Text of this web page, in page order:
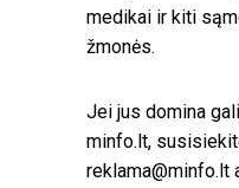
medikai ir kiti
žmonės.
Jei jus domina
minfo.lt,
reklama@minfo.lt